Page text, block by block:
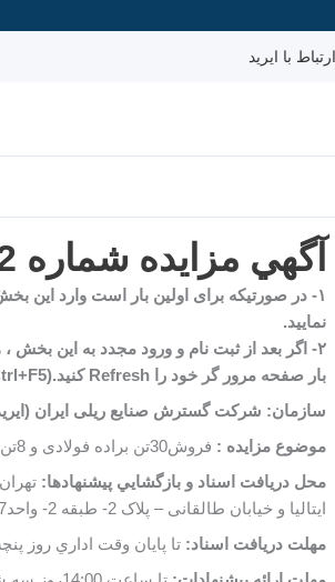
ارتباط با ایرید
آگهي مزایده شماره 102 -1403
۱- در صورتیکه برای اولین بار است وارد این
نمایید.
۲- اگر بعد از ثبت نام و ورود مجدد به این بخش
بار صفحه مرور گر خود را Refresh کنید.(Ctrl+F5)
سازمان: شركت گسترش صنایع ریلی ایران
موضوع مزایده : فروش30تن براده فولادی و 8تن قراضه در دپوی شرکت واقع در قراملک تبریز
محل دريافت اسناد و بازگشايي پيشنهادها:
ایتالیا و خیابان طالقانی – پلاک 2- طبقه 2- واحد307- دفتر شرکت ایرید- امور قراردادها
مهلت دريافت اسناد: تا پايان وقت اداري روز پنچشنبه